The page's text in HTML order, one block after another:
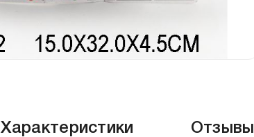
Характеристики Отзывы